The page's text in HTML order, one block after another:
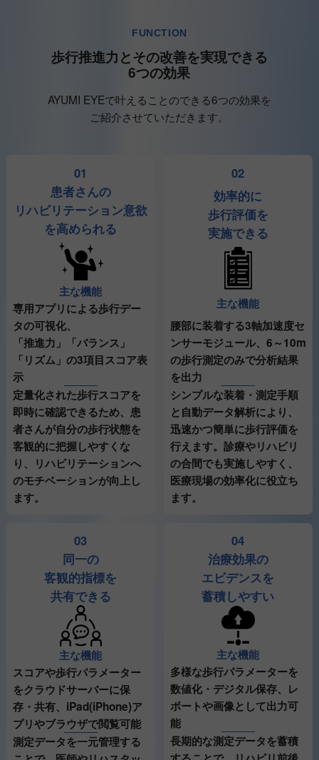
FUNCTION
歩行推進力とその改善を実現できる
6つの効果
AYUMI EYEで叶えることのできる6つの効果を
ご紹介させていただきます。
01
患者さんの
リハビリテーション意欲
を高められる
主な機能
専用アプリによる歩行デー
タの可視化、
「推進力」「バランス」
「リズム」の3項目スコア表
示
定量化された歩行スコアを
即時に確認できるため、患
者さんが自分の歩行状態を
客観的に把握しやすくな
り、リハビリテーションへ
のモチベーションが向上し
ます。
02
効率的に
歩行評価を
実施できる
主な機能
腰部に装着する3軸加速度セ
ンサーモジュール、6～10m
の歩行測定のみで分析結果
を出力
シンプルな装着・測定手順
と自動データ解析により、
迅速かつ簡単に歩行評価を
行えます。診療やリハビリ
の合間でも実施しやすく、
医療現場の効率化に役立ち
ます。
03
同一の
客観的指標を
共有できる
主な機能
スコアや歩行パラメーター
をクラウドサーバーに保
存・共有、iPad(iPhone)ア
プリやブラウザで閲覧可能
測定データを一元管理する
04
治療効果の
エビデンスを
蓄積しやすい
主な機能
多様な歩行パラメーターを
数値化・デジタル保存、レ
ポートや画像として出力可
能
長期的な測定データを蓄積